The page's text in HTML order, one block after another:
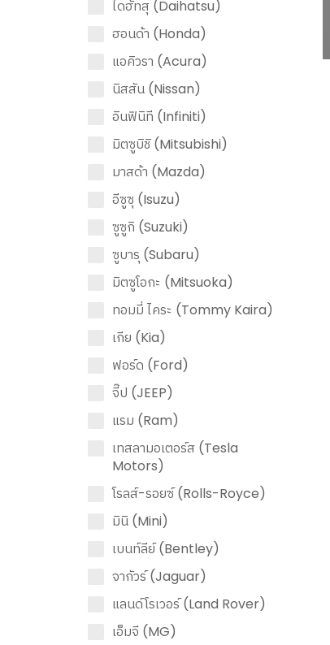
ไดฮัทสุ (Daihatsu)
ฮอนด้า (Honda)
แอคิวรา (Acura)
นิสสัน (Nissan)
อินฟินิที (Infiniti)
มิตซูบิชิ (Mitsubishi)
มาสด้า (Mazda)
อีซูซุ (Isuzu)
ซูซูกิ (Suzuki)
ซูบารุ (Subaru)
มิตซูโอกะ (Mitsuoka)
ทอมมี่ ไคระ (Tommy Kaira)
เกีย (Kia)
ฟอร์ด (Ford)
จี๊ป (JEEP)
แรม (Ram)
เทสลามอเตอร์ส (Tesla
Motors)
โรลส์-รอยซ์ (Rolls-Royce)
มินิ (Mini)
เบนท์ลีย์ (Bentley)
จากัวร์ (Jaguar)
แลนด์โรเวอร์ (Land Rover)
เอ็มจี (MG)